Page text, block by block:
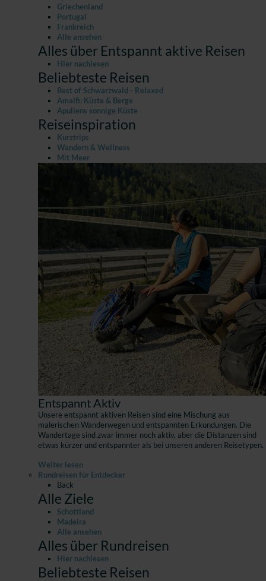
Griechenland
Portugal
Frankreich
Alle ansehen
Alles über Entspannt aktive Reisen
Hier nachlesen
Beliebteste Reisen
Best of Schwarzwald - Relaxed
Amalfi: Küste & Berge
Apuliens sonnige Küste
Reiseinspiration
Kurztrips
Wandern & Wellness
Mit Meer
Entspannt Aktiv
Unsere entspannt aktiven Reisen sind eine Mischung aus
malerischen Wanderwegen und entspannten Erkundungen. Die
Wandertage sind zwar immer noch aktiv, aber die Distanzen sind
etwas kürzer und entspannter als bei unseren anderen Reisetypen.
Weiter lesen
Rundreisen für Entdecker
Back
Alle Ziele
Schottland
Madeira
Alle ansehen
Alles über Rundreisen
Hier nachlesen
Beliebteste Reisen